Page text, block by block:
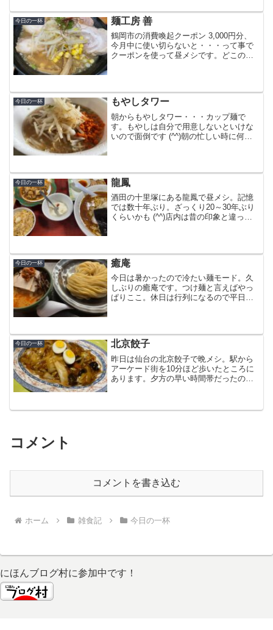
にしました。一見辛そ...
今日の一杯 麺工房 善
鶴岡市の消費喚起クーポン 3,000円分、
今月中に使い切らないと・・・って事で
クーポンを使って昼メシです。どこの店
ポンが使えない...
今日の一杯 もやしタワー
朝からもやしタワー・・・カップ麺で
す。もやしは自分で用意しないといけな
いので面倒です (^^)朝の忙しい時に何を
かも・・・小袋は4つ...
今日の一杯 龍鳳
酒田の十里塚にある龍鳳で昼メシ。記憶
では数十年ぶり。ざっくり20～30年ぶり
くらいかも (^^)店内は昔の印象と違って
目焼きそ...
今日の一杯 癒庵
今日は暑かったので冷たい麺モード。久
しぶりの癒庵です。つけ麺と言えばやっ
ぱりここ。休日は行列になるので平日し
くさんで普通盛りでも腹一...
今日の一杯 北京餃子
昨日は仙台の北京餃子で晩メシ。駅から
アーケード街を10分ほど歩いたところに
あります。夕方の早い時間帯だったの
コメント
コメントを書き込む
ホーム 雑食記 今日の一杯
にほんブログ村に参加中です！